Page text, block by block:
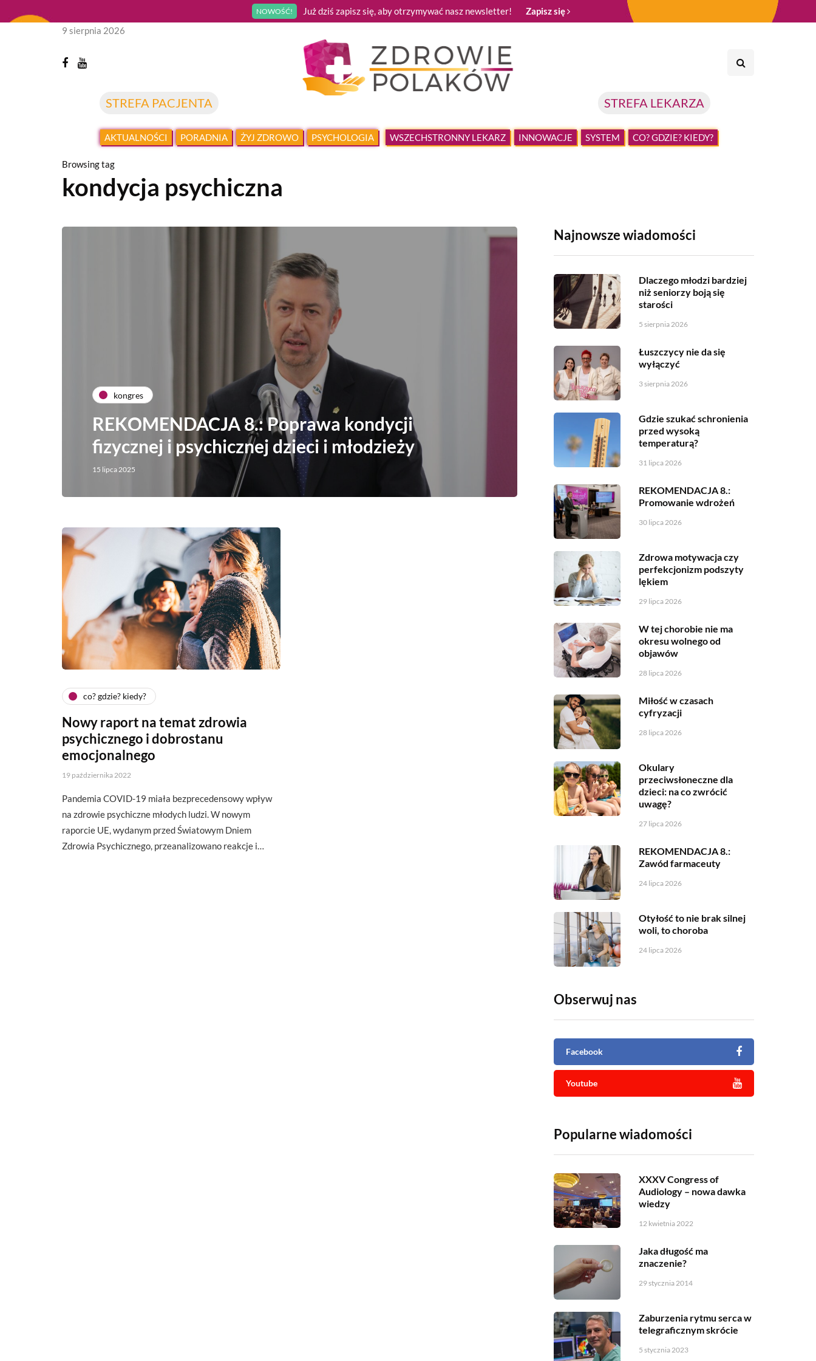
NOWOŚĆ! Już dziś zapisz się, aby otrzymywać nasz newsletter! Zapisz się
STREFA PACJENTA STREFA LEKARZA
9 sierpnia 2026
AKTUALNOŚCI PORADNIA ŻYJ ZDROWO PSYCHOLOGIA WSZECHSTRONNY LEKARZ INNOWACJE SYSTEM CO? GDZIE? KIEDY?
Browsing tag
kondycja psychiczna
kongres
REKOMENDACJA 8.: Poprawa kondycji
fizycznej i psychicznej dzieci i młodzieży
15 lipca 2025
co? gdzie? kiedy?
Nowy raport na temat zdrowia
psychicznego i dobrostanu
emocjonalnego
19 października 2022
Pandemia COVID-19 miała bezprecedensowy wpływ
na zdrowie psychiczne młodych ludzi. W nowym
raporcie UE, wydanym przed Światowym Dniem
Zdrowia Psychicznego, przeanalizowano reakcje i…
Najnowsze wiadomości
Dlaczego młodzi bardziej
niż seniorzy boją się
starości
5 sierpnia 2026
Łuszczycy nie da się
wyłączyć
3 sierpnia 2026
Gdzie szukać schronienia
przed wysoką
temperaturą?
31 lipca 2026
REKOMENDACJA 8.:
Promowanie wdrożeń
30 lipca 2026
Zdrowa motywacja czy
perfekcjonizm podszyty
lękiem
29 lipca 2026
W tej chorobie nie ma
okresu wolnego od
objawów
28 lipca 2026
Miłość w czasach
cyfryzacji
28 lipca 2026
Okulary
przeciwsłoneczne dla
dzieci: na co zwrócić
uwagę?
27 lipca 2026
REKOMENDACJA 8.:
Zawód farmaceuty
24 lipca 2026
Otyłość to nie brak silnej
woli, to choroba
24 lipca 2026
Obserwuj nas
Facebook
Youtube
Popularne wiadomości
XXXV Congress of
Audiology – nowa dawka
wiedzy
12 kwietnia 2022
Jaka długość ma
znaczenie?
29 stycznia 2014
Zaburzenia rytmu serca w
telegraficznym skrócie
5 stycznia 2023